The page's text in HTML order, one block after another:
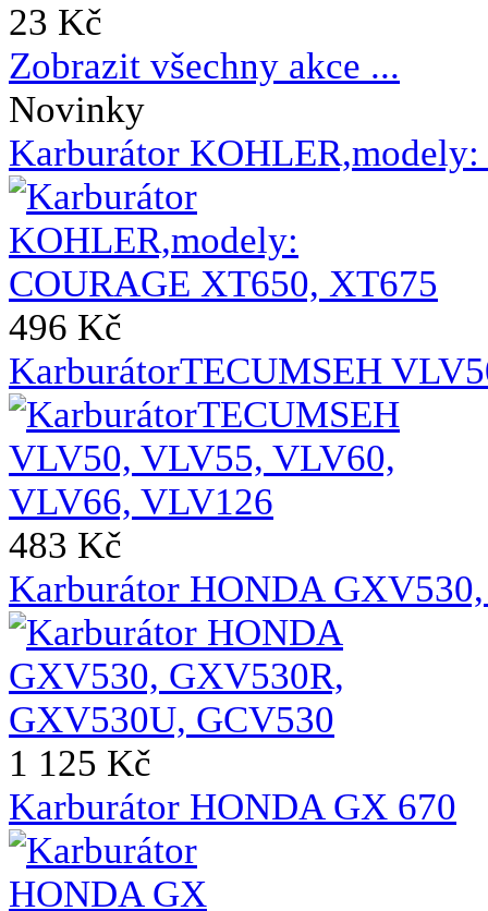
23 Kč
Zobrazit všechny akce ...
Novinky
Karburátor
496 Kč
KarburátorTECUMSEH
483 Kč
Karburátor HONDA
1 125 Kč
Karburátor HONDA GX 670